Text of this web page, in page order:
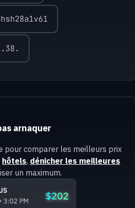
arnaquer
pour comparer les meilleurs prix
hôtels, dénicher les meilleures
un maximum.